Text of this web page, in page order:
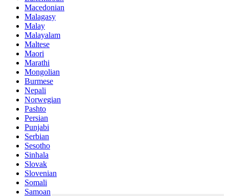
Macedonian
Malagasy
Malay
Malayalam
Maltese
Maori
Marathi
Mongolian
Burmese
Nepali
Norwegian
Pashto
Persian
Punjabi
Serbian
Sesotho
Sinhala
Slovak
Slovenian
Somali
Samoan